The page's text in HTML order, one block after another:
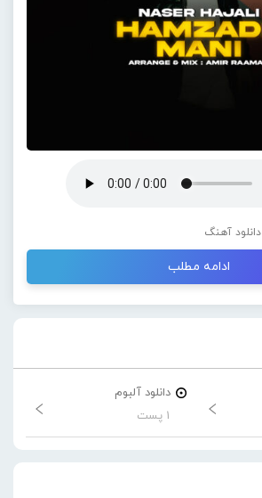
دانلود آهنگ
ادامه مطلب
دانلود آلبوم
1 پست